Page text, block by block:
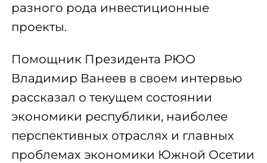
разного рода инвестиционные
проекты.
Помощник Президента РЮО
Владимир Ванеев в своем интервью
рассказал о текущем состоянии
экономики республики, наиболее
перспективных отраслях и главных
проблемах экономики Южной Осетии